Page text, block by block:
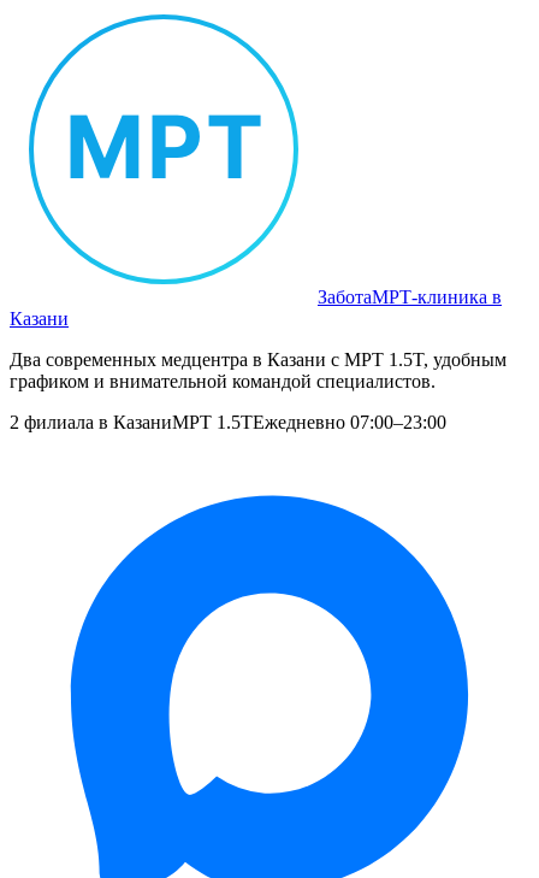
ЗаботаМРТ‑клиника в
Казани
Два современных медцентра в Казани с МРТ 1.5T, удобным
графиком и внимательной командой специалистов.
2 филиала в КазаниМРТ 1.5TЕжедневно 07:00–23:00